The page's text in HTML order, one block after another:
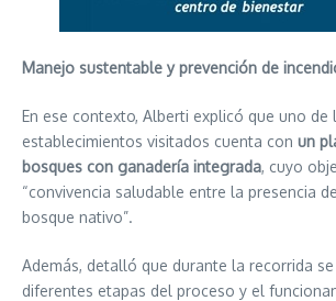
Manejo sustentable y prevención de
En ese contexto, Alberti explicó que uno de
establecimientos visitados cuenta con un
bosques con ganadería integrada, cuyo
“convivencia saludable entre la presencia
bosque nativo”.
Además, detalló que durante la recorrida
diferentes etapas del proceso y el